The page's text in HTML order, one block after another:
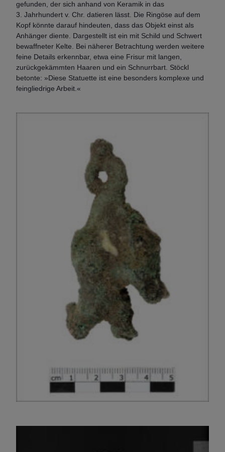
gefunden, der sich anhand von Keramik in das
3. Jahrhundert v. Chr. datieren lässt. Die Ringöse auf dem
Kopf könnte darauf hindeuten, dass das Objekt einst als
Anhänger diente. Dargestellt ist ein mit Schild und Schwert
bewaffneter Kelte. Bei näherer Betrachtung werden weitere
feine Details erkennbar, etwa eine Frisur mit langen,
zurückgekämmten Haaren und ein Schnurrbart. Stöckl
betonte: »Diese Statuette ist eine besonders komplexe und
feingliedrige Arbeit.«